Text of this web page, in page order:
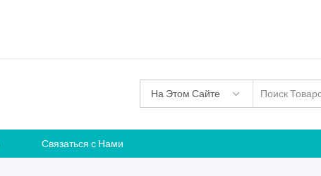
На Этом Сайте
Связаться с Нами